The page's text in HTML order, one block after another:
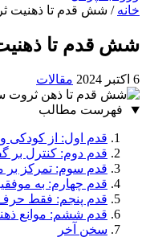
خانه / شش قدم تا ذهنیت
شش قدم تا
6 اکتبر 2024 مقالات
فهرست مطالب
قدم اول: از کودکی
قدم دوم: کنترل بر
قدم سوم: تمرکز بر
قدم چهارم: به
قدم پنجم: فقط حرف
قدم ششم: موانع
سخن آخر